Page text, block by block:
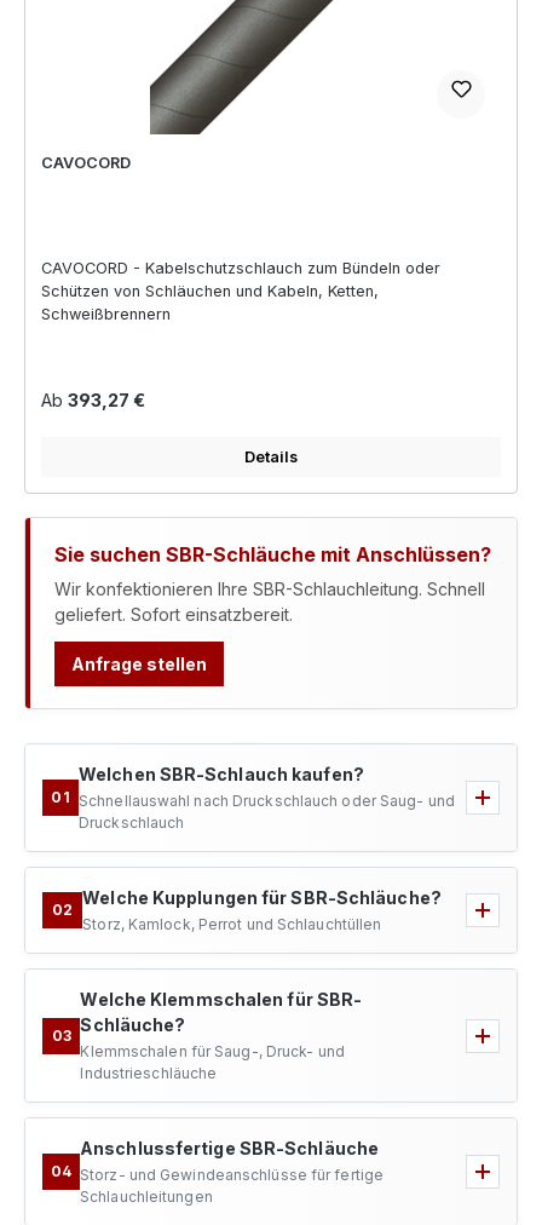
CAVOCORD
CAVOCORD - Kabelschutzschlauch zum Bündeln oder
Schützen von Schläuchen und Kabeln, Ketten,
Schweißbrennern
Regulärer Preis:
Ab 393,27 €
Details
Sie suchen SBR-Schläuche mit Anschlüssen?
Wir konfektionieren Ihre SBR-Schlauchleitung. Schnell
geliefert. Sofort einsatzbereit.
Anfrage stellen
01
Welchen SBR-Schlauch kaufen?
Schnellauswahl nach Druckschlauch oder Saug- und
Druckschlauch
02
Welche Kupplungen für SBR-Schläuche?
Storz, Kamlock, Perrot und Schlauchtüllen
03
Welche Klemmschalen für SBR-
Schläuche?
Klemmschalen für Saug-, Druck- und
Industrieschläuche
04
Anschlussfertige SBR-Schläuche
Storz- und Gewindeanschlüsse für fertige
Schlauchleitungen